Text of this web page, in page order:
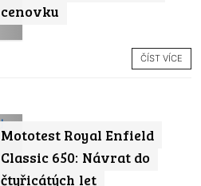
cenovku
ČÍST VÍCE
Mototest Royal Enfield
Classic 650: Návrat do
čtyřicátých let